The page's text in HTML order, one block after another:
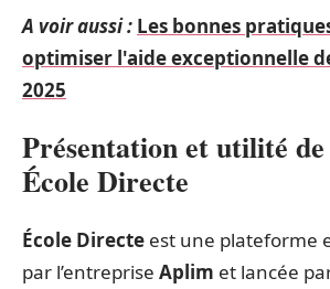
A voir aussi : Les bonnes
optimiser l'aide exceptionnelle
2025
Présentation et utilité
École Directe
École Directe est une plateforme
par l’entreprise Aplim et lancée